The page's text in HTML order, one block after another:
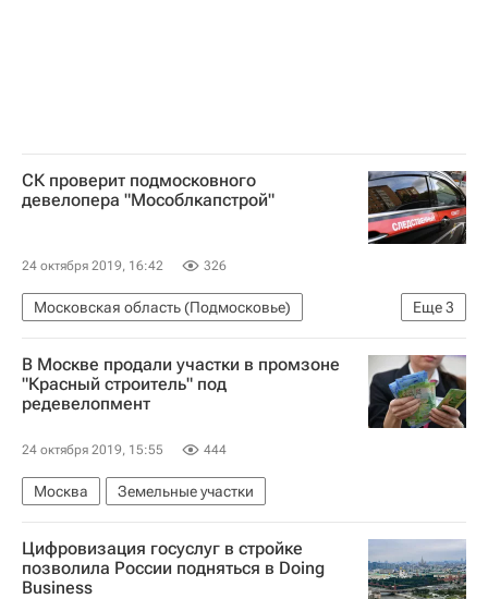
СК проверит подмосковного
девелопера "Мособлкапстрой"
24 октября 2019, 16:42 326
Еще3
Московская область (Подмосковье)
Следственный комитет России (СК РФ)
Жилье
Аварийные дома
В Москве продали участки в промзоне
"Красный строитель" под
редевелопмент
24 октября 2019, 15:55 444
Москва Земельные участки
Цифровизация госуслуг в стройке
позволила России подняться в Doing
Business